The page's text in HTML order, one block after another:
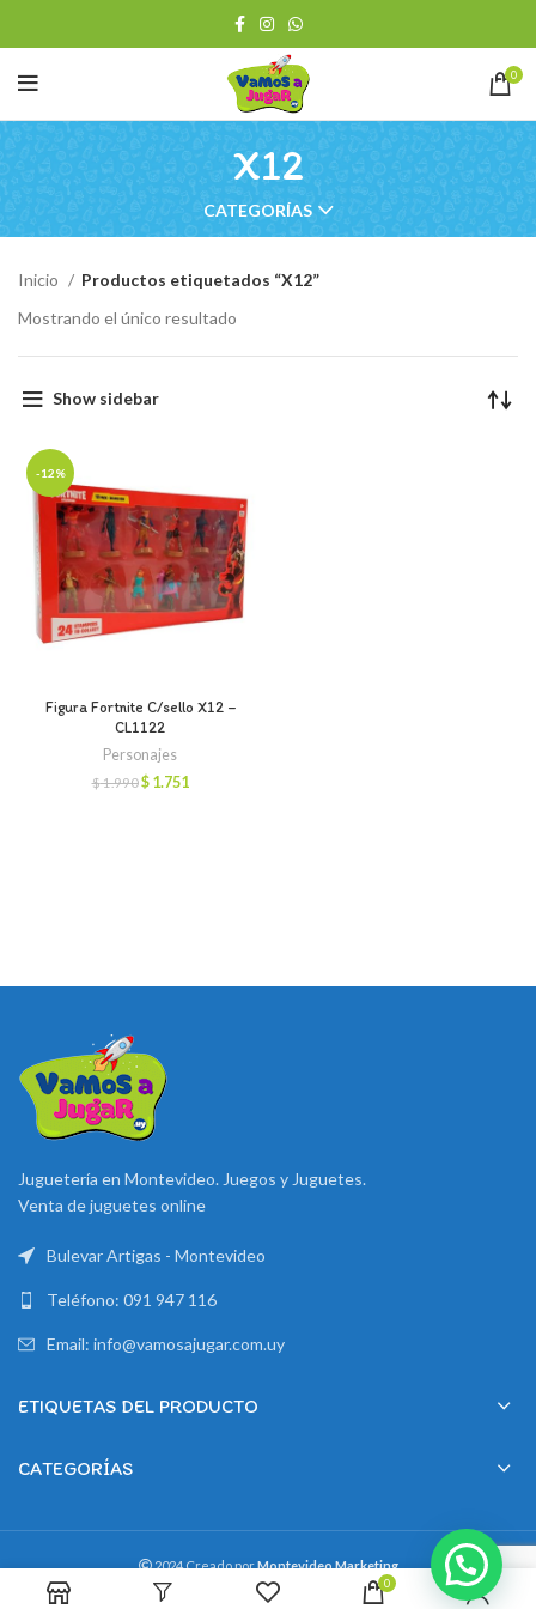
0
X12
CATEGORÍAS
Inicio
Productos etiquetados “X12”
Mostrando el único resultado
Show sidebar
-12%
Figura Fortnite C/sello X12 –
CL1122
Personajes
$1.990El
$1.751El
Juguetería en Montevideo. Juegos y Juguetes.
Venta de juguetes online
Bulevar Artigas - Montevideo
Teléfono: 091 947 116
Email: info@vamosajugar.com.uy
ETIQUETAS DEL PRODUCTO
CATEGORÍAS
2024 Creado porMontevideo Marketing
0